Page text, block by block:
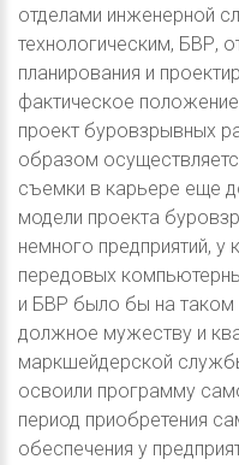
отделами инженерной
технологическим, БВР,
планирования и
фактическое
проект буровзрывных
образом
съемки в карьере еще
модели проекта
немного предприятий, у
передовых
и БВР было бы на
должное мужеству и
маркшейдерской
освоили программу
период приобретения
обеспечения у